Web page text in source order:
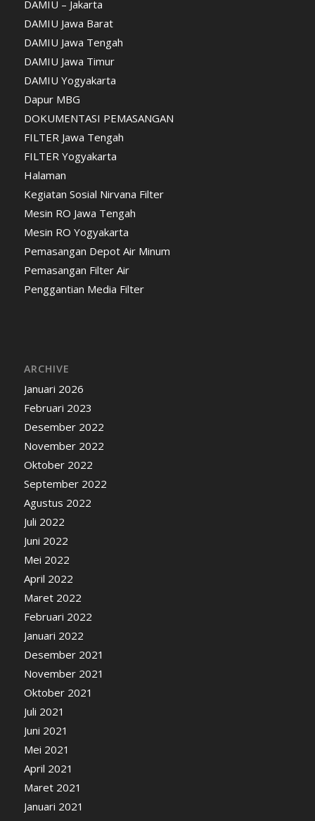
DAMIU – Jakarta
DAMIU Jawa Barat
DAMIU Jawa Tengah
DAMIU Jawa Timur
DAMIU Yogyakarta
Dapur MBG
DOKUMENTASI PEMASANGAN
FILTER Jawa Tengah
FILTER Yogyakarta
Halaman
Kegiatan Sosial Nirvana Filter
Mesin RO Jawa Tengah
Mesin RO Yogyakarta
Pemasangan Depot Air Minum
Pemasangan Filter Air
Penggantian Media Filter
ARCHIVE
Januari 2026
Februari 2023
Desember 2022
November 2022
Oktober 2022
September 2022
Agustus 2022
Juli 2022
Juni 2022
Mei 2022
April 2022
Maret 2022
Februari 2022
Januari 2022
Desember 2021
November 2021
Oktober 2021
Juli 2021
Juni 2021
Mei 2021
April 2021
Maret 2021
Januari 2021